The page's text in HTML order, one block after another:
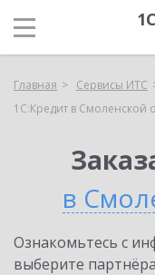
Главная Сервисы ИТС
1С:Кредит в Смоленской
в
Ознакомьтесь с
выберите